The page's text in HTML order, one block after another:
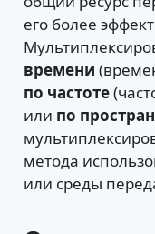
его более
времени
по частоте
или по
метода
или среды